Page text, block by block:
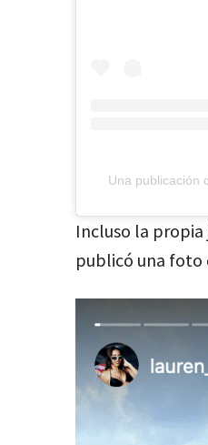
Una publicación
Incluso la
publicó una foto